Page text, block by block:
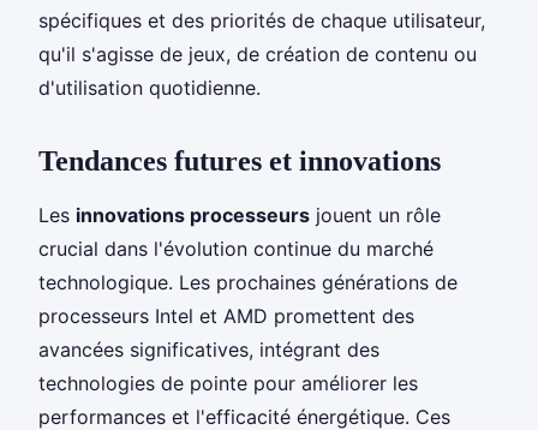
spécifiques et des priorités de chaque utilisateur,
qu'il s'agisse de jeux, de création de contenu ou
d'utilisation quotidienne.
Tendances futures et innovations
Les innovations processeurs jouent un rôle
crucial dans l'évolution continue du marché
technologique. Les prochaines générations de
processeurs Intel et AMD promettent des
avancées significatives, intégrant des
technologies de pointe pour améliorer les
performances et l'efficacité énergétique. Ces